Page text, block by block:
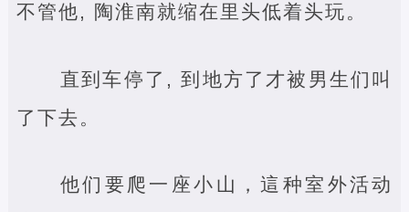
不管他, 陶淮南就缩在里头低着头玩。
直到车停了, 到地方了才被男生们叫
了下去。
他们要爬一座小山，這种室外活动